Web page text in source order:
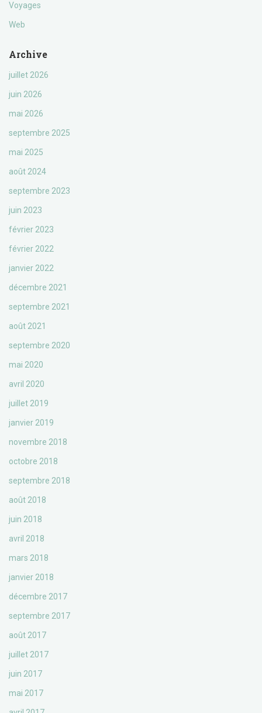
Voyages
Web
Archive
juillet 2026
juin 2026
mai 2026
septembre 2025
mai 2025
août 2024
septembre 2023
juin 2023
février 2023
février 2022
janvier 2022
décembre 2021
septembre 2021
août 2021
septembre 2020
mai 2020
avril 2020
juillet 2019
janvier 2019
novembre 2018
octobre 2018
septembre 2018
août 2018
juin 2018
avril 2018
mars 2018
janvier 2018
décembre 2017
septembre 2017
août 2017
juillet 2017
juin 2017
mai 2017